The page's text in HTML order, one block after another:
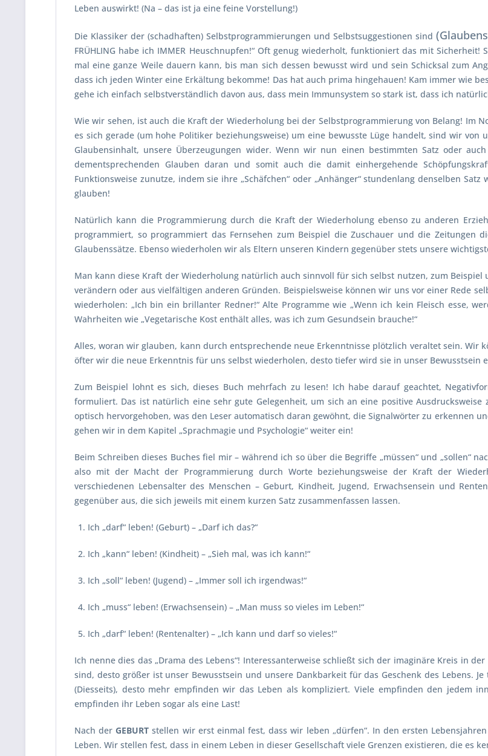
Leben auswirkt! (Na – das ist ja eine feine Vorstellung!)
Die Klassiker der (schadhaften) Selbstprogrammierungen und Selbstsuggestionen sind
FRÜHLING habe ich IMMER Heuschnupfen!“ Oft genug wiederholt, funktioniert das mit Sicherheit!
mal eine ganze Weile dauern kann, bis man sich dessen bewusst wird und sein Schicksal zum
dass ich jeden Winter eine Erkältung bekomme! Das hat auch prima hingehauen! Kam immer wie
gehe ich einfach selbstverständlich davon aus, dass mein Immunsystem so stark ist, dass ich
Wie wir sehen, ist auch die Kraft der Wiederholung bei der Selbstprogrammierung von Belang! Im
es sich gerade (um hohe Politiker beziehungsweise) um eine bewusste Lüge handelt, sind wir von
Glaubensinhalt, unsere Überzeugungen wider. Wenn wir nun einen bestimmten Satz oder
dementsprechenden Glauben daran und somit auch die damit einhergehende
Funktionsweise zunutze, indem sie ihre „Schäfchen“ oder „Anhänger“ stundenlang denselben
glauben!
Natürlich kann die Programmierung durch die Kraft der Wiederholung ebenso zu anderen
programmiert, so programmiert das Fernsehen zum Beispiel die Zuschauer und die Zeitungen
Glaubenssätze. Ebenso wiederholen wir als Eltern unseren Kindern gegenüber stets unsere
Man kann diese Kraft der Wiederholung natürlich auch sinnvoll für sich selbst nutzen, zum
verändern oder aus vielfältigen anderen Gründen. Beispielsweise können wir uns vor einer Rede
wiederholen: „Ich bin ein brillanter Redner!“ Alte Programme wie „Wenn ich kein Fleisch esse,
Wahrheiten wie „Vegetarische Kost enthält alles, was ich zum Gesundsein brauche!“
Alles, woran wir glauben, kann durch entsprechende neue Erkenntnisse plötzlich veraltet sein. Wir
öfter wir die neue Erkenntnis für uns selbst wiederholen, desto tiefer wird sie in unser Bewusstsein
Zum Beispiel lohnt es sich, dieses Buch mehrfach zu lesen! Ich habe darauf geachtet,
formuliert. Das ist natürlich eine sehr gute Gelegenheit, um sich an eine positive
optisch hervorgehoben, was den Leser automatisch daran gewöhnt, die Signalwörter zu erkennen
gehen wir in dem Kapitel „Sprachmagie und Psychologie“ weiter ein!
Beim Schreiben dieses Buches fiel mir – während ich so über die Begriffe „müssen“ und „sollen“
also mit der Macht der Programmierung durch Worte beziehungsweise der Kraft der
verschiedenen Lebensalter des Menschen – Geburt, Kindheit, Jugend, Erwachsensein und
gegenüber aus, die sich jeweils mit einem kurzen Satz zusammenfassen lassen.
Ich „darf“ leben! (Geburt) – „Darf ich das?“
Ich „kann“ leben! (Kindheit) – „Sieh mal, was ich kann!“
Ich „soll“ leben! (Jugend) – „Immer soll ich irgendwas!“
Ich „muss“ leben! (Erwachsensein) – „Man muss so vieles im Leben!“
Ich „darf“ leben! (Rentenalter) – „Ich kann und darf so vieles!“
Ich nenne dies das „Drama des Lebens“! Interessanterweise schließt sich der imaginäre Kreis in
sind, desto größer ist unser Bewusstsein und unsere Dankbarkeit für das Geschenk des Lebens.
(Diesseits), desto mehr empfinden wir das Leben als kompliziert. Viele empfinden den jedem
empfinden ihr Leben sogar als eine Last!
Nach der GEBURT stellen wir erst einmal fest, dass wir leben „dürfen“. In den ersten
Leben. Wir stellen fest, dass in einem Leben in dieser Gesellschaft viele Grenzen existieren, die es